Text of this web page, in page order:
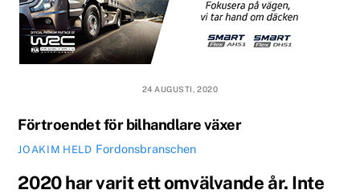
24 AUGUSTI, 2020
Förtroendet för bilhandlare växer
JOAKIM HELD Fordonsbranschen
2020 har varit ett omvälvande år. Inte